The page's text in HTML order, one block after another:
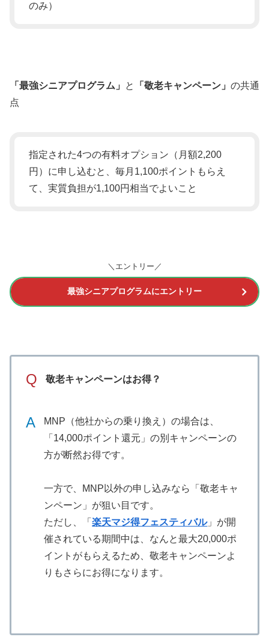
のみ）
「最強シニアプログラム」 と 「敬老キャンペーン」 の共通
点
指定された4つの有料オプション（月額2,200
円）に申し込むと、毎月1,100ポイントもらえ
て、実質負担が1,100円相当でよいこと
＼エントリー／
最強シニアプログラムにエントリー
Q 敬老キャンペーンはお得？
A
MNP（他社からの乗り換え）の場合は、
「14,000ポイント還元」の別キャンペーンの
方が断然お得です。
一方で、MNP以外の申し込みなら「敬老キャ
ンペーン」が狙い目です。
ただし、「楽天マジ得フェスティバル」が開
催されている期間中は、なんと最大20,000ポ
イントがもらえるため、敬老キャンペーンよ
りもさらにお得になります。